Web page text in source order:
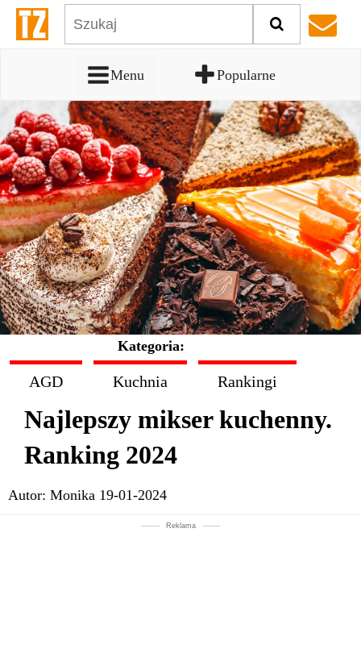
Menu Popularne
Kategoria:
AGD Kuchnia Rankingi
Najlepszy mikser kuchenny.
Ranking 2024
Autor: Monika 19-01-2024
Reklama